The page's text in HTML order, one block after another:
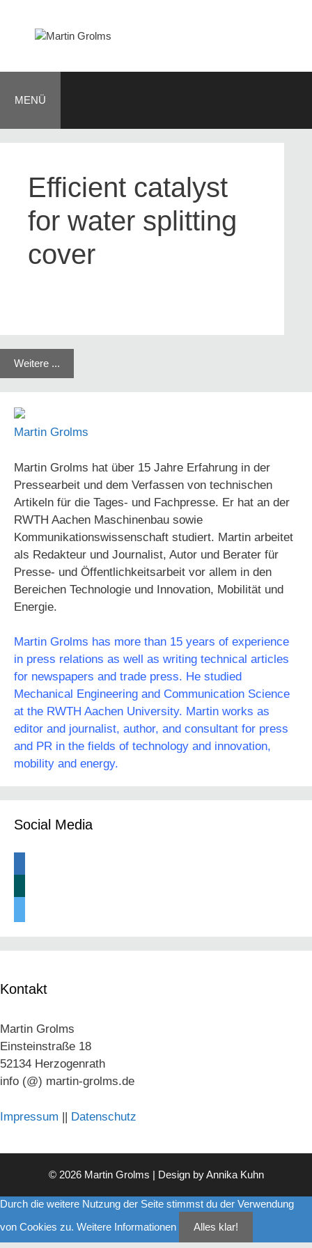
springen
MENÜ
Efficient catalyst
for water splitting
cover
Weitere ...
Martin Grolms
Martin Grolms hat über 15 Jahre Erfahrung in der
Pressearbeit und dem Verfassen von technischen
Artikeln für die Tages- und Fachpresse. Er hat an der
RWTH Aachen Maschinenbau sowie
Kommunikationswissenschaft studiert. Martin arbeitet
als Redakteur und Journalist, Autor und Berater für
Presse- und Öffentlichkeitsarbeit vor allem in den
Bereichen Technologie und Innovation, Mobilität und
Energie.
Martin Grolms has more than 15 years of experience
in press relations as well as writing technical articles
for newspapers and trade press. He studied
Mechanical Engineering and Communication Science
at the RWTH Aachen University. Martin works as
editor and journalist, author, and consultant for press
and PR in the fields of technology and innovation,
mobility and energy.
Social Media
Kontakt
Martin Grolms
Einsteinstraße 18
52134 Herzogenrath
info (@) martin-grolms.de
Impressum || Datenschutz
© 2026 Martin Grolms | Design byAnnika Kuhn
Durch die weitere Nutzung der Seite stimmst du der Verwendung
von Cookies zu. Weitere Informationen Alles klar!